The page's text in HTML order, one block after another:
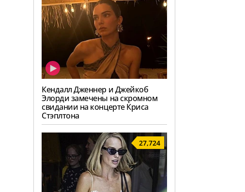
Кендалл Дженнер и Джейкоб
Элорди замечены на скромном
свидании на концерте Криса
Стэплтона
27,724